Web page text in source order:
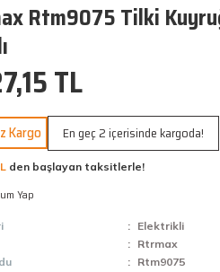
Rtm9075 Tilki
TL
Kargo En geç 2 içerisinde kargoda!
den başlayan taksitlerle!
Yap
Elektrikli
Rtrmax
Rtm9075